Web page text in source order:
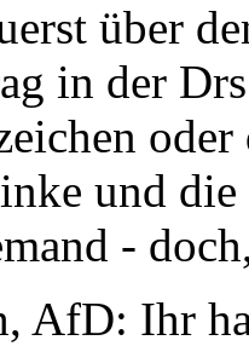
über
in der
und
-
AfD: Ihr